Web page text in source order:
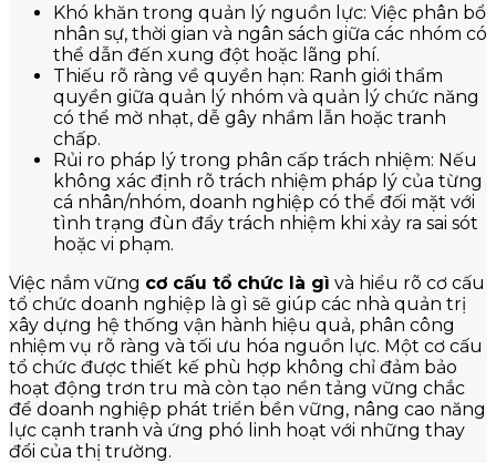
Khó khăn trong quản lý nguồn lực: Việc phân bổ
nhân sự, thời gian và ngân sách giữa các nhóm có
thể dẫn đến xung đột hoặc lãng phí.
Thiếu rõ ràng về quyền hạn: Ranh giới thẩm
quyền giữa quản lý nhóm và quản lý chức năng
có thể mờ nhạt, dễ gây nhầm lẫn hoặc tranh
chấp.
Rủi ro pháp lý trong phân cấp trách nhiệm: Nếu
không xác định rõ trách nhiệm pháp lý của từng
cá nhân/nhóm, doanh nghiệp có thể đối mặt với
tình trạng đùn đẩy trách nhiệm khi xảy ra sai sót
hoặc vi phạm.
Việc nắm vững cơ cấu tổ chức là gì và hiểu rõ cơ cấu
tổ chức doanh nghiệp là gì sẽ giúp các nhà quản trị
xây dựng hệ thống vận hành hiệu quả, phân công
nhiệm vụ rõ ràng và tối ưu hóa nguồn lực. Một cơ cấu
tổ chức được thiết kế phù hợp không chỉ đảm bảo
hoạt động trơn tru mà còn tạo nền tảng vững chắc
để doanh nghiệp phát triển bền vững, nâng cao năng
lực cạnh tranh và ứng phó linh hoạt với những thay
đổi của thị trường.